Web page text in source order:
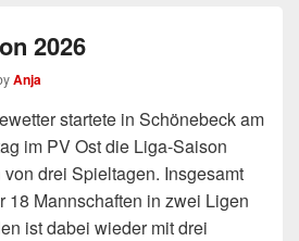
2026
Anja
startete in Schönebeck am
im PV Ost die Liga-Saison
drei Spieltagen. Insgesamt
18 Mannschaften in zwei Ligen
ist dabei wieder mit drei